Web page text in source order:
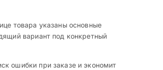
товара указаны основные
вариант под конкретный
ошибки при заказе и экономит